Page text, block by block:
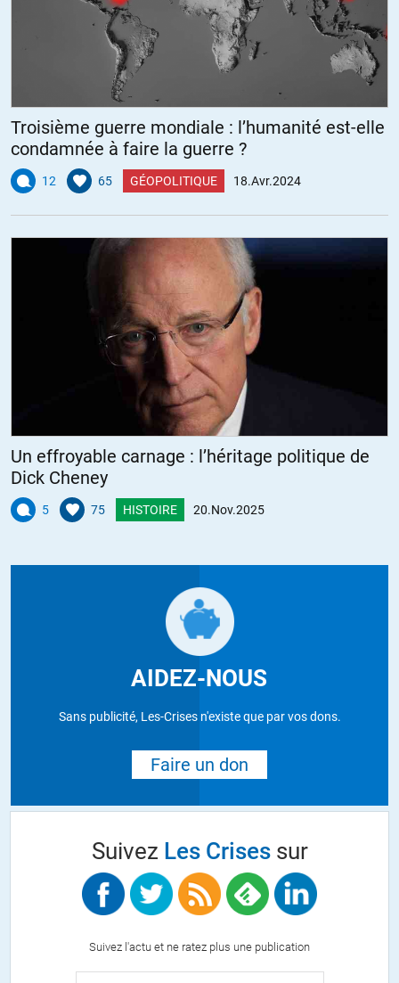
Troisième guerre mondiale : l’humanité est-elle
condamnée à faire la guerre ?
12 65 GÉOPOLITIQUE 18.Avr.2024
Un effroyable carnage : l’héritage politique de
Dick Cheney
5 75 HISTOIRE 20.Nov.2025
AIDEZ-NOUS
Sans publicité, Les-Crises n'existe que par vos dons.
Faire un don
Suivez Les Crisessur
Suivez l'actu et ne ratez plus une publication